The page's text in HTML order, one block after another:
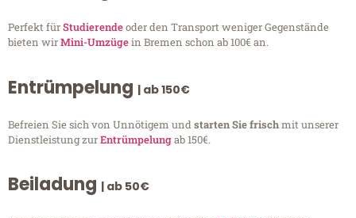
Perfekt fürStudierendeoder den Transport weniger Gegenstände
bieten wirMini-Umzügein Bremen schon ab 100€ an.
Entrümpelung | ab 150€
Befreien Sie sich von Unnötigem undstarten Sie frischmit unserer
Dienstleistung zurEntrümpelungab 150€.
Beiladung | ab 50€